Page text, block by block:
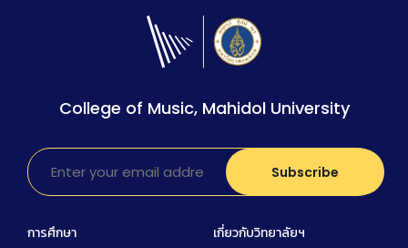
College of Music, Mahidol University
การศึกษา เกี่ยวกับวิทยาลัยฯ